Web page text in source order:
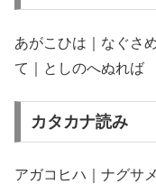
あがこひは｜なぐさ
て｜としのへぬれば
カタカナ読み
アガコヒハ｜ナグサ